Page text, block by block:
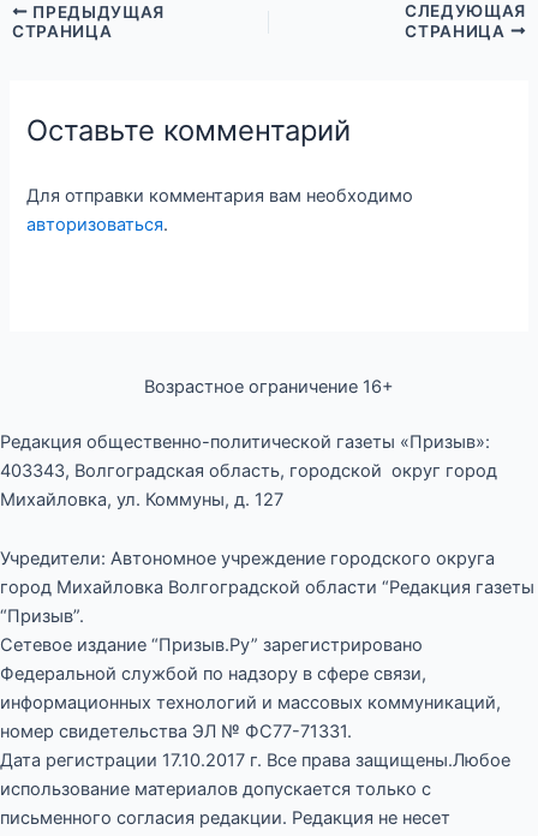
ПРЕДЫДУЩАЯ
СТРАНИЦА
СЛЕДУЮЩАЯ
СТРАНИЦА
Оставьте комментарий
Для отправки комментария вам необходимо
авторизоваться.
Возрастное ограничение 16+
Редакция общественно-политической газеты «Призыв»:
403343, Волгоградская область, городской округ город
Михайловка, ул. Коммуны, д. 127
Учредители: Автономное учреждение городского округа
город Михайловка Волгоградской области “Редакция газеты
“Призыв”.
Сетевое издание “Призыв.Ру” зарегистрировано
Федеральной службой по надзору в сфере связи,
информационных технологий и массовых коммуникаций,
номер свидетельства ЭЛ № ФС77-71331.
Дата регистрации 17.10.2017 г. Все права защищены.Любое
использование материалов допускается только с
письменного согласия редакции. Редакция не несет